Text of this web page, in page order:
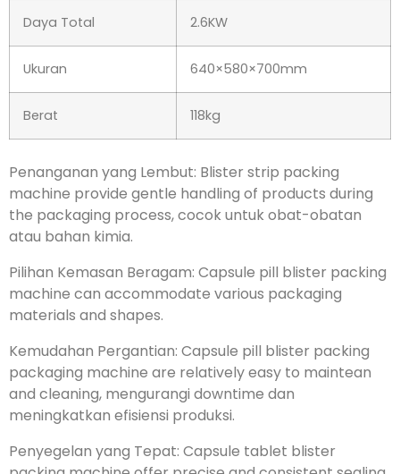
Daya Total 2.6KW
Ukuran 640×580×700mm
Berat 118kg
Penanganan yang Lembut: Blister strip packing
machine provide gentle handling of products during
the packaging process, cocok untuk obat-obatan
atau bahan kimia.
Pilihan Kemasan Beragam: Capsule pill blister packing
machine can accommodate various packaging
materials and shapes.
Kemudahan Pergantian: Capsule pill blister packing
packaging machine are relatively easy to maintean
and cleaning, mengurangi downtime dan
meningkatkan efisiensi produksi.
Penyegelan yang Tepat: Capsule tablet blister